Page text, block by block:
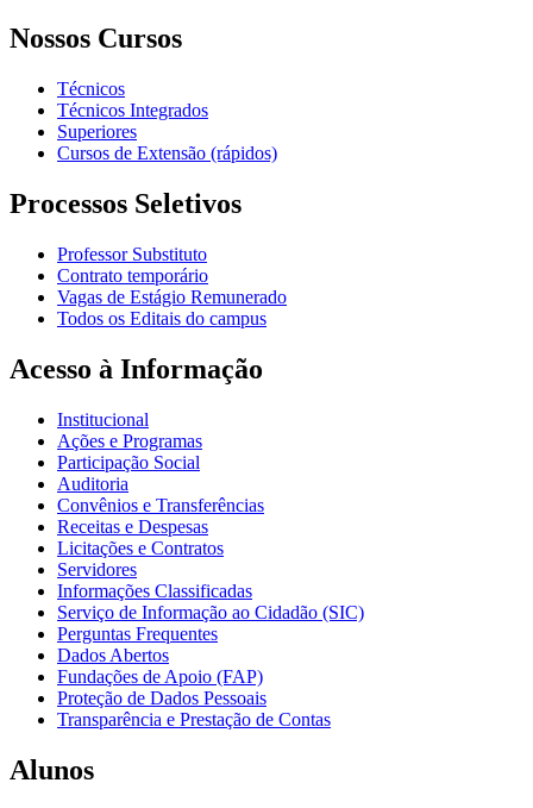
Nossos Cursos
Técnicos
Técnicos Integrados
Superiores
Cursos de Extensão (rápidos)
Processos Seletivos
Professor Substituto
Contrato temporário
Vagas de Estágio Remunerado
Todos os Editais do campus
Acesso à Informação
Institucional
Ações e Programas
Participação Social
Auditoria
Convênios e Transferências
Receitas e Despesas
Licitações e Contratos
Servidores
Informações Classificadas
Serviço de Informação ao Cidadão (SIC)
Perguntas Frequentes
Dados Abertos
Fundações de Apoio (FAP)
Proteção de Dados Pessoais
Transparência e Prestação de Contas
Alunos